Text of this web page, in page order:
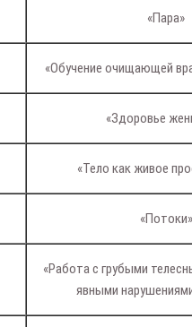
«Пара»
«Обучение очищающей
«Здоровье
«Тело как живое
«Потоки»
«Работа с грубыми
явными